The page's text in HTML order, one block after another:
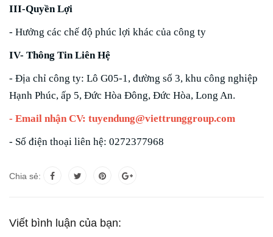
III-Quyền Lợi
- Hưởng các chế độ phúc lợi khác của công ty
IV- Thông Tin Liên Hệ
- Địa chỉ công ty: Lô G05-1, đường số 3, khu công nghiệp
Hạnh Phúc, ấp 5, Đức Hòa Đông, Đức Hòa, Long An.
- Email nhận CV: tuyendung@viettrunggroup.com
- Số điện thoại liên hệ: 0272377968
Chia sẻ:
Viết bình luận của bạn: